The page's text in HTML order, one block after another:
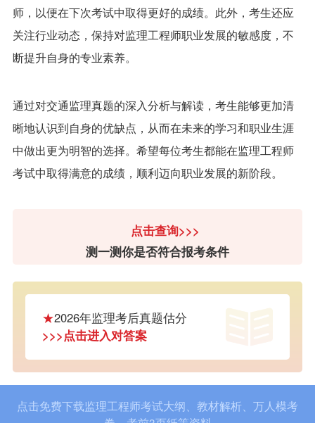
师，以便在下次考试中取得更好的成绩。此外，考生还应
关注行业动态，保持对监理工程师职业发展的敏感度，不
断提升自身的专业素养。
通过对交通监理真题的深入分析与解读，考生能够更加清
晰地认识到自身的优缺点，从而在未来的学习和职业生涯
中做出更为明智的选择。希望每位考生都能在监理工程师
考试中取得满意的成绩，顺利迈向职业发展的新阶段。
点击查询>>>
测一测你是否符合报考条件
★2026年监理考后真题估分
>>>点击进入对答案
点击免费下载监理工程师考试大纲、教材解析、万人模考